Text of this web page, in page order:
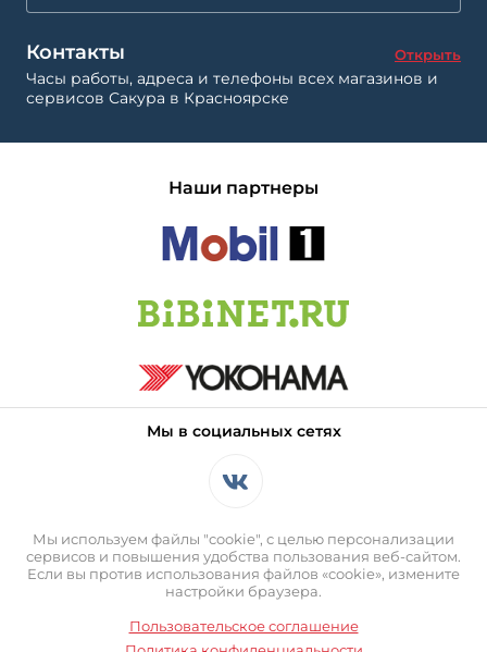
Контакты Открыть
Часы работы, адреса и телефоны всех магазинов и
сервисов Сакура в Красноярске
Наши партнеры
Мы в социальных сетях
Мы используем файлы "cookie", с целью персонализации
сервисов и повышения удобства пользования веб-сайтом.
Если вы против использования файлов «cookie», измените
настройки браузера.
Пользовательское соглашение